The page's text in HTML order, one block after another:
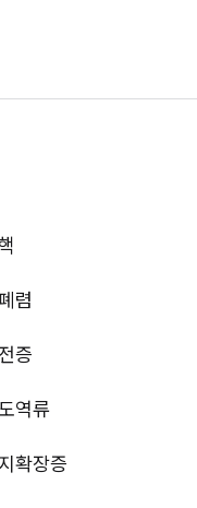
렴
증
역류
확장증